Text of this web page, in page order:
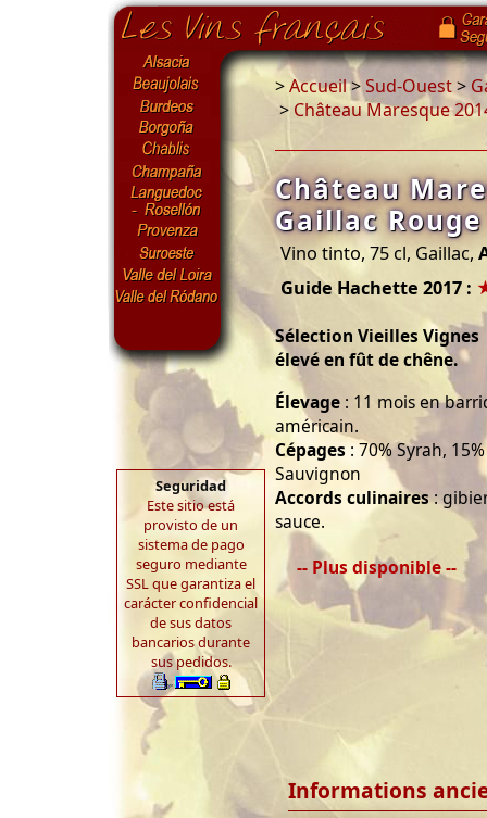
Seguridad
Este sitio está
provisto de un
sistema de pago
seguro mediante
SSL que garantiza el
carácter confidencial
de sus datos
bancarios durante
sus pedidos.
>Accueil>Sud-Ouest>
> Château Maresque
Château
Gaillac
Vino tinto, 75 cl, Gaillac,
Guide Hachette 2017 :
Sélection Vieilles Vignes
élevé en fût de chêne.
Élevage : 11 mois en
américain.
Cépages : 70% Syrah,
Sauvignon
Accords culinaires:
sauce.
-- Plus disponible --
Informations